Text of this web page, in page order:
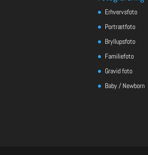
Erhvervsfoto
Portrætfoto
Bryllupsfoto
Familiefoto
Gravid foto
Baby / Newborn